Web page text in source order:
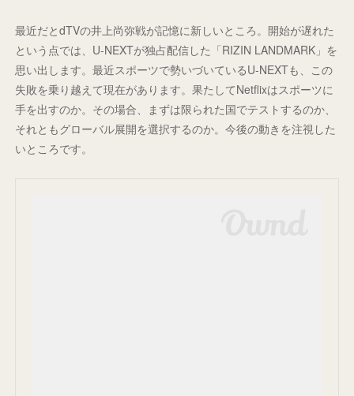
最近だとdTVの井上尚弥戦が記憶に新しいところ。開始が遅れた
という点では、U-NEXTが独占配信した「RIZIN LANDMARK」を
思い出します。最近スポーツで勢いづいているU-NEXTも、この
失敗を乗り越えて現在があります。果たしてNetflixはスポーツに
手を出すのか。その場合、まずは限られた国でテストするのか、
それともグローバル展開を選択するのか。今後の動きを注視した
いところです。